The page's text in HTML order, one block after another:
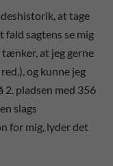
at tage
fald sagtens se mig
tænker, at jeg gerne
og kunne jeg
2. pladsen med 356
slags
for mig, lyder det